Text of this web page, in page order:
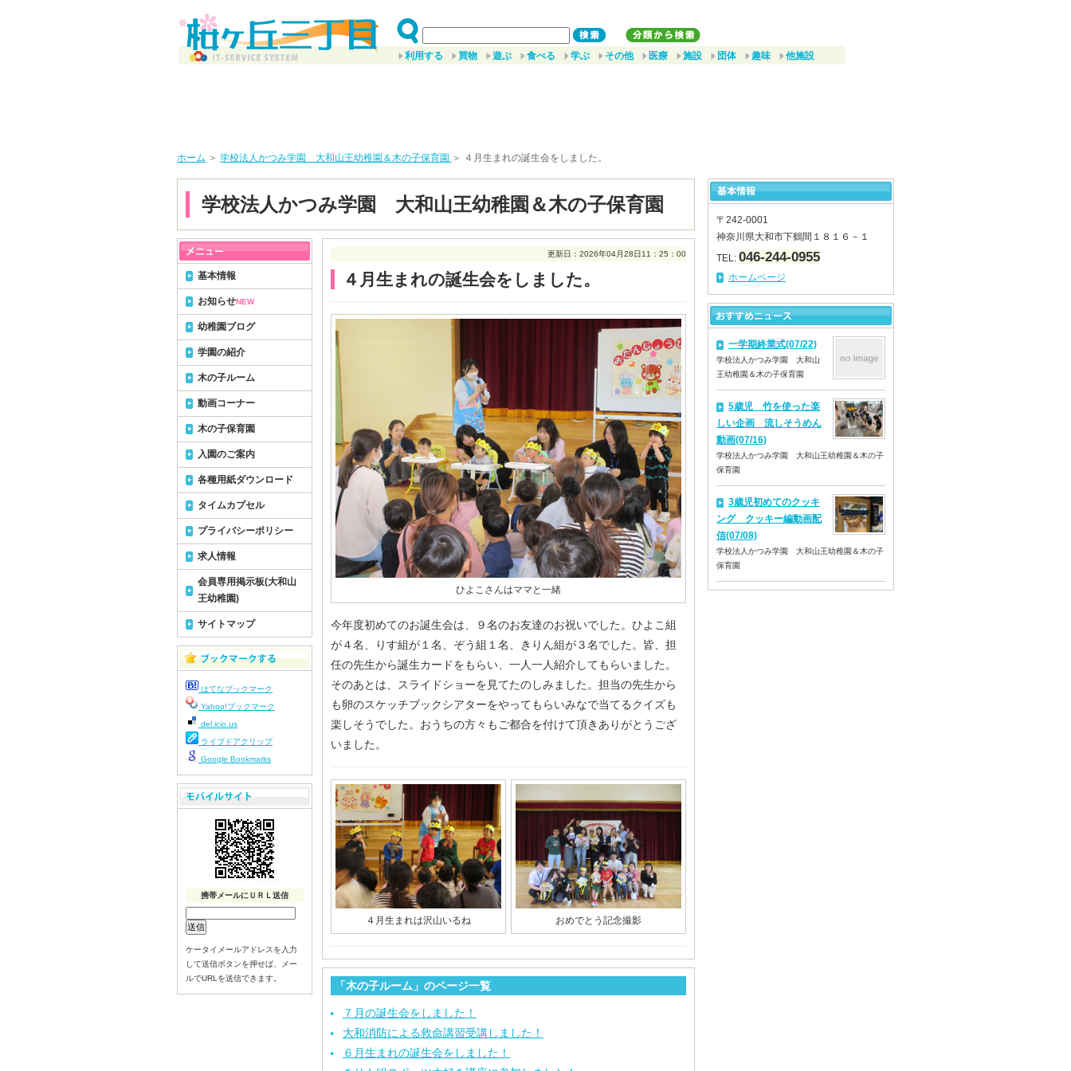
利用する 買物 遊ぶ 食べる 学ぶ その他 医療 施設 団体 趣味 他施設
ホーム ＞ 学校法人かつみ学園 大和山王幼稚園＆木の子保育園 ＞ ４月生まれの誕生会をしました。
学校法人かつみ学園 大和山王幼稚園＆木の子保育園
更新日：2026年04月28日11：25：00
４月生まれの誕生会をしました。
ひよこさんはママと一緒
今年度初めてのお誕生会は、９名のお友達のお祝いでした。ひよこ組
が４名、りす組が１名、ぞう組１名、きりん組が３名でした。皆、担
任の先生から誕生カードをもらい、一人一人紹介してもらいました。
そのあとは、スライドショーを見てたのしみました。担当の先生から
も卵のスケッチブックシアターをやってもらいみなで当てるクイズも
楽しそうでした。おうちの方々もご都合を付けて頂きありがとうござ
いました。
４月生まれは沢山いるね おめでとう記念撮影
「木の子ルーム」のページ一覧
７月の誕生会をしました！
大和消防による救命講習受講しました！
６月生まれの誕生会をしました！
基本情報
お知らせNEW
幼稚園ブログ
学園の紹介
木の子ルーム
動画コーナー
木の子保育園
入園のご案内
各種用紙ダウンロード
タイムカプセル
プライバシーポリシー
求人情報
会員専用掲示板(大和山
王幼稚園)
サイトマップ
はてなブックマーク
Yahoo!ブックマーク
del.icio.us
ライブドアクリップ
Google Bookmarks
携帯メールにＵＲＬ送信
ケータイメールアドレスを入力
して送信ボタンを押せば、メー
ルでURLを送信できます。
〒242-0001
神奈川県大和市下鶴間１８１６－１
TEL: 046-244-0955
ホームページ
一学期終業式(07/22)
学校法人かつみ学園 大和山
王幼稚園＆木の子保育園
5歳児 竹を使った楽
しい企画 流しそうめん
動画(07/16)
学校法人かつみ学園 大和山王幼稚園＆木の子
保育園
3歳児初めてのクッキ
ング クッキー編動画配
信(07/08)
学校法人かつみ学園 大和山王幼稚園＆木の子
保育園